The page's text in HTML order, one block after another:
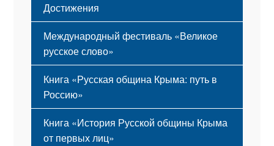
Достижения
Международный фестиваль «Великое
русское слово»
Книга «Русская община Крыма: путь в
Россию»
Книга «История Русской общины Крыма
от первых лиц»